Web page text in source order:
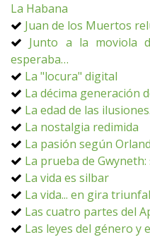
La Habana
Juan de los Muertos
Junto a la moviola
esperaba…
La "locura" digital
La décima generación
La edad de las
La nostalgia redimida
La pasión según
La prueba de
La vida es silbar
La vida... en gira triunfal
Las cuatro partes del
Las leyes del género y